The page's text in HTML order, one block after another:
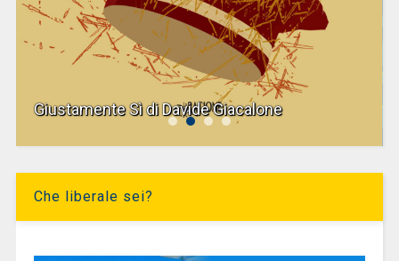
Giustamente Sì di Davide Giacalone
Che liberale sei?